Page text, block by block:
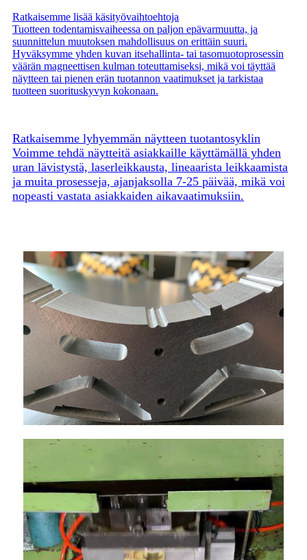
Ratkaisemme lisää käsityövaihtoehtoja
Tuotteen todentamisvaiheessa on paljon epävarmuutta, ja
suunnittelun muutoksen mahdollisuus on erittäin suuri.
Hyväksymme yhden kuvan itsehallinta- tai tasomuotoprosessin
väärän magneettisen kulman toteuttamiseksi, mikä voi täyttää
näytteen tai pienen erän tuotannon vaatimukset ja tarkistaa
tuotteen suorituskyvyn kokonaan.
Ratkaisemme lyhyemmän näytteen tuotantosyklin
Voimme tehdä näytteitä asiakkaille käyttämällä yhden
uran lävistystä, laserleikkausta, lineaarista leikkaamista
ja muita prosesseja, ajanjaksolla 7-25 päivää, mikä voi
nopeasti vastata asiakkaiden aikavaatimuksiin.